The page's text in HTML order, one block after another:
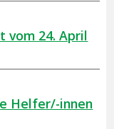
vom 24. April
Helfer/-innen